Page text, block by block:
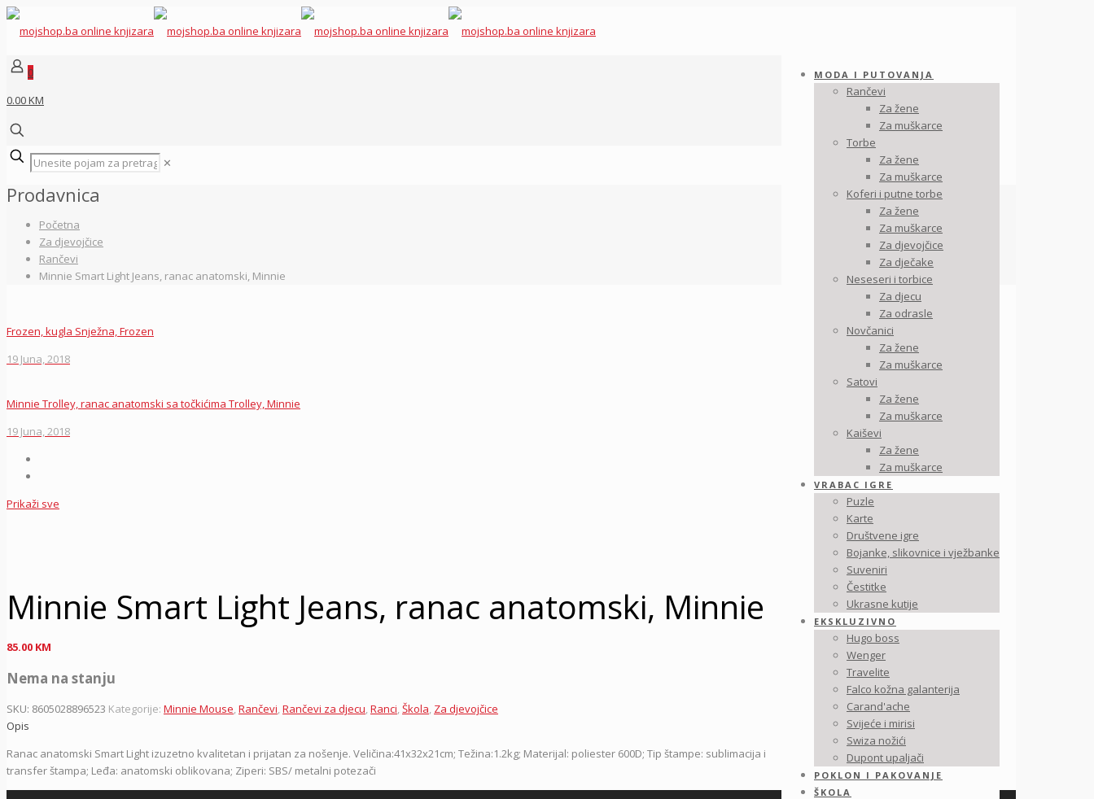
MODA I PUTOVANJA
Rančevi
Za žene
Za muškarce
Torbe
Za žene
Za muškarce
Koferi i putne torbe
Za žene
Za muškarce
Za djevojčice
Za dječake
Neseseri i torbice
Za djecu
Za odrasle
Novčanici
Za žene
Za muškarce
Satovi
Za žene
Za muškarce
Kaiševi
Za žene
Za muškarce
VRABAC IGRE
Puzle
Karte
Društvene igre
Bojanke, slikovnice i vježbanke
Suveniri
Čestitke
Ukrasne kutije
EKSKLUZIVNO
Hugo boss
Wenger
Travelite
Falco kožna galanterija
Carand'ache
Svijeće i mirisi
Swiza nožići
Dupont upaljači
POKLON I PAKOVANJE
ŠKOLA
0
0.00 KM
✕
Prodavnica
Početna
Za djevojčice
Rančevi
Minnie Smart Light Jeans, ranac anatomski, Minnie
Frozen, kugla Snježna, Frozen
19 Juna, 2018
Minnie Trolley, ranac anatomski sa točkićima Trolley, Minnie
19 Juna, 2018
Prikaži sve
Minnie Smart Light Jeans, ranac anatomski, Minnie
85.00 KM
Nema na stanju
SKU: 8605028896523 Kategorije: Minnie Mouse,Rančevi,Rančevi za djecu,Ranci,Škola, Za djevojčice
Opis
Ranac anatomski Smart Light izuzetno kvalitetan i prijatan za nošenje. Veličina:41x32x21cm; Težina:1.2kg; Materijal: poliester 600D; Tip štampe: sublimacija i
transfer štampa; Leđa: anatomski oblikovana; Ziperi: SBS/ metalni potezači